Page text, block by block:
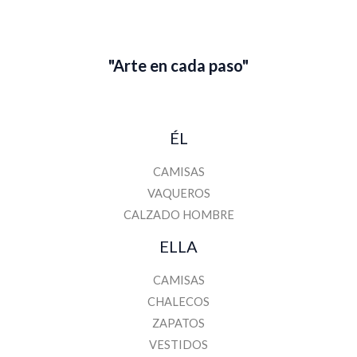
"Arte en cada paso"
ÉL
CAMISAS
VAQUEROS
CALZADO HOMBRE
ELLA
CAMISAS
CHALECOS
ZAPATOS
VESTIDOS